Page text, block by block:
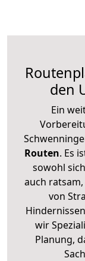
den
Ein
Routen. Es
sowohl
auch
von
wir
Planung,